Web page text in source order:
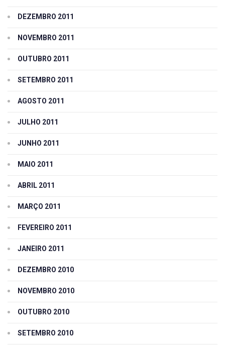
DEZEMBRO 2011
NOVEMBRO 2011
OUTUBRO 2011
SETEMBRO 2011
AGOSTO 2011
JULHO 2011
JUNHO 2011
MAIO 2011
ABRIL 2011
MARÇO 2011
FEVEREIRO 2011
JANEIRO 2011
DEZEMBRO 2010
NOVEMBRO 2010
OUTUBRO 2010
SETEMBRO 2010